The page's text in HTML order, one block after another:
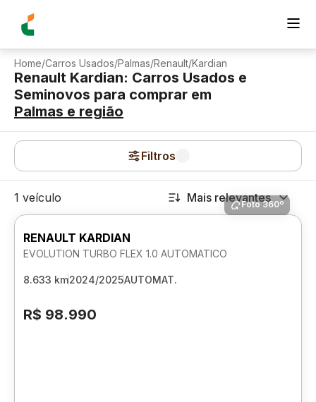
Home/Carros Usados/Palmas/Renault/Kardian
Renault Kardian: Carros Usados e
Seminovos para comprar em
Palmas e região
Filtros
1 veículo Mais relevantes
Foto 360º
RENAULT KARDIAN
EVOLUTION TURBO FLEX 1.0 AUTOMATICO
8.633 km2024/2025AUTOMAT.
R$ 98.990